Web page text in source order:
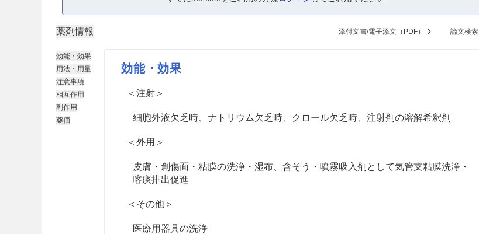
薬剤情報 添付文書/電子添文（PDF） 論文検索
効能・効果
用法・用量
注意事項
相互作用
副作用
薬価
効能・効果
＜注射＞
細胞外液欠乏時、ナトリウム欠乏時、クロール欠乏時、注射剤の溶解希釈剤
＜外用＞
皮膚・創傷面・粘膜の洗浄・湿布、含そう・噴霧吸入剤として気管支粘膜洗浄・
喀痰排出促進
＜その他＞
医療用器具の洗浄